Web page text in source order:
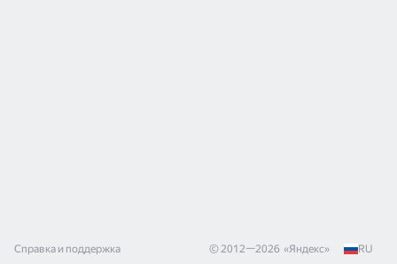
Справка и поддержка © 2012—2026 «Яндекс» RU